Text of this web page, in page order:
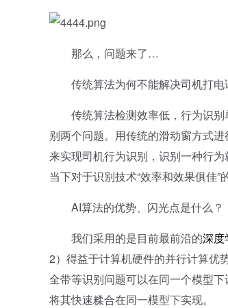
那么，问题来了…
传统算法为何不能解决司机打电
传统算法检测效率低，行为识别
别两个问题。用传统的滑动窗方式
来实现司机行为识别，识别一种行
当下对于识别技术“效率和效果俱佳”
AI算法的优势、闪光点是什么？
我们采用的是目前最前沿的深度
2）得益于计算机硬件的并行计算优
全带等识别问题可以在同一个模型
将其快速糅合在同一模型下实现。